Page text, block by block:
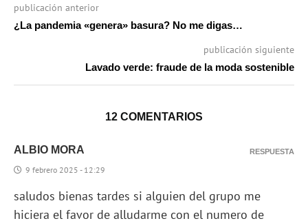
publicación anterior
¿La pandemia «genera» basura? No me digas…
publicación siguiente
Lavado verde: fraude de la moda sostenible
12 COMENTARIOS
ALBIO MORA
9 febrero 2025 - 12:29
saludos bienas tardes si alguien del grupo me
hiciera el favor de alludarme con el numero de
RESPUESTA